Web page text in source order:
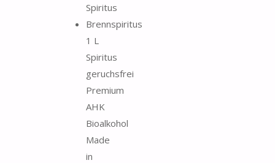
Spiritus
Brennspiritus
1 L
Spiritus
geruchsfrei
Premium
AHK
Bioalkohol
Made
in